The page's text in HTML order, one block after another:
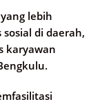
lebih
di daerah,
karyawan